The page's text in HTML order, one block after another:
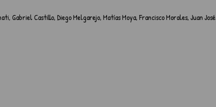
Gabriel Castillo, Diego Melgarejo, Matías Moya, Francisco Morales, Juan José